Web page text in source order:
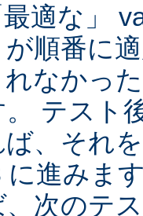
適な」
順番に
れなかっ
テスト
、それ
に進みま
、次のテ